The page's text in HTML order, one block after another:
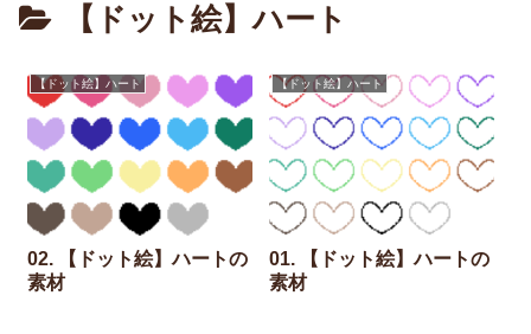
【ドット絵】ハート
【ドット絵】ハート
02. 【ドット絵】ハートの
素材
【ドット絵】ハート
01. 【ドット絵】ハートの
素材